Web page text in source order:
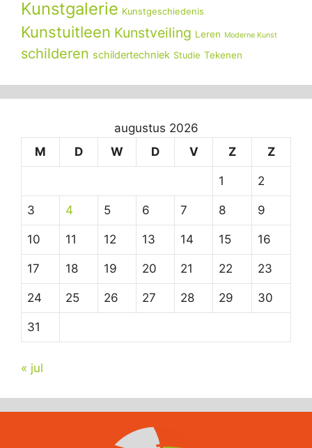
Kunstgalerie Kunstgeschiedenis
Kunstuitleen Kunstveiling Leren Moderne Kunst
schilderen schildertechniek Studie Tekenen
augustus 2026
M
D W D V Z Z
1 2
3 4 5 6 7 8 9
10 11 12 13 14 15 16
17 18 19 20 21 22 23
24 25 26 27 28 29 30
31
« jul